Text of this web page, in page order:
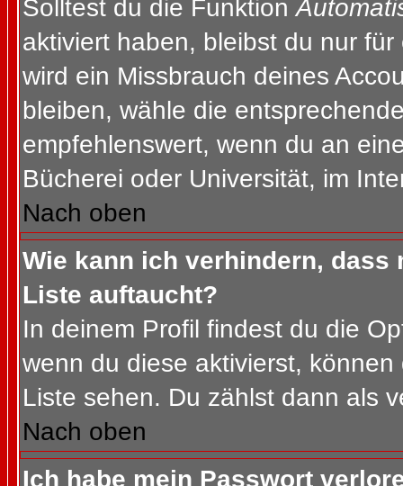
Solltest du die Funktion
aktiviert haben, bleibst du nur
wird ein Missbrauch deines
bleiben, wähle die
empfehlenswert, wenn du an
Bücherei oder Universität, im
Nach oben
Wie kann ich verhindern, dass
Liste auftaucht?
In deinem Profil findest du die
wenn du diese aktivierst,
Liste sehen. Du zählst dann als
Nach oben
Ich habe mein Passwort